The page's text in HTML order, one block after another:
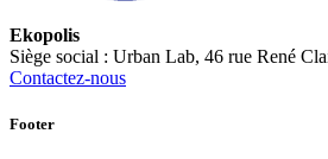
Ekopolis
Siège social : Urban Lab, 46 rue René
Contactez-nous
Footer